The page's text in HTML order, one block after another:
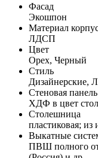
Фасад
Экошпон
Материал
ЛДСП
Цвет
Орех, Черный
Стиль
Дизайнерские,
Стеновая панель
ХДФ в цвет
Столешница
пластиковая; из
Выкатные
ПВШ полного